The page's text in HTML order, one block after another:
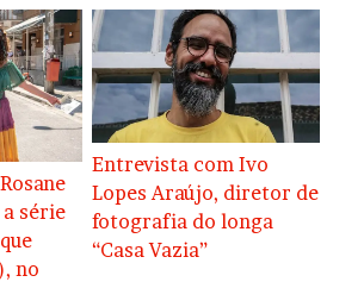
série
no
Entrevista com Ivo
Lopes Araújo, diretor de
fotografia do longa
“Casa Vazia”